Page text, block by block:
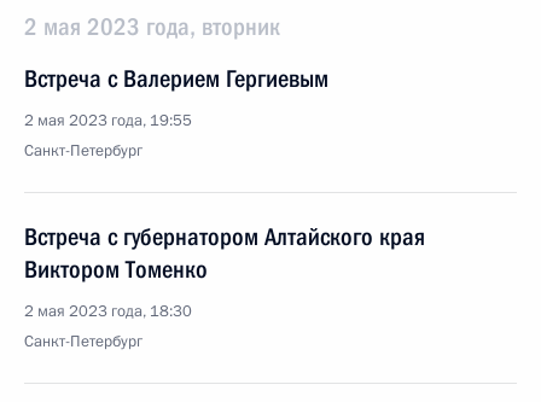
2 мая 2023 года, вторник
Встреча с Валерием Гергиевым
2 мая 2023 года, 19:55
Санкт-Петербург
Встреча с губернатором Алтайского края
Виктором Томенко
2 мая 2023 года, 18:30
Санкт-Петербург